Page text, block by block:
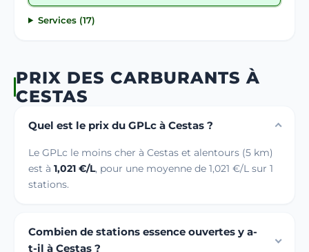
Services (17)
PRIX DES CARBURANTS À
CESTAS
Quel est le prix du GPLc à Cestas ?
Le GPLc le moins cher à Cestas et alentours (5 km)
est à 1,021 €/L, pour une moyenne de 1,021 €/L sur 1
stations.
Combien de stations essence ouvertes y a-
t-il à Cestas ?